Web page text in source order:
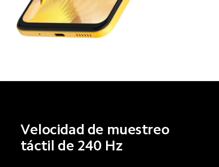
Velocidad de muestreo
táctil de 240 Hz